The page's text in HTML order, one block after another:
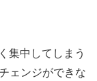
集中してしまう
ェンジができな